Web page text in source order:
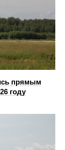
прямым
году